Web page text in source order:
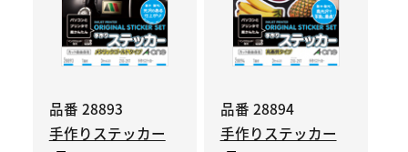
品番 28893
手作りステッカー
品番 28894
手作りステッカー